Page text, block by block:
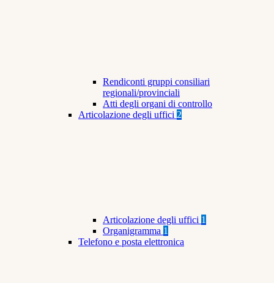
Rendiconti gruppi consiliari
regionali/provinciali
Atti degli organi di controllo
Articolazione degli uffici 2
Articolazione degli uffici 1
Organigramma 1
Telefono e posta elettronica